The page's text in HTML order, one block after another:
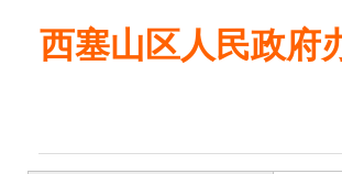
西塞山区人民政府